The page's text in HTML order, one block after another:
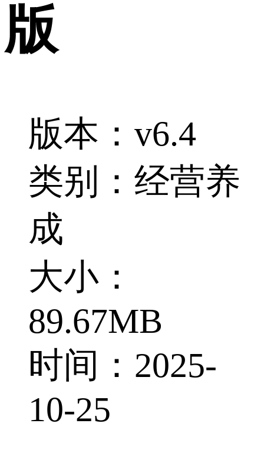
版
版本：v6.4
类别：经营养
成
大小：
89.67MB
时间：2025-
10-25